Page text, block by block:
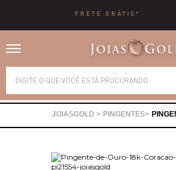
PINGENTES
Alianças
Brincos